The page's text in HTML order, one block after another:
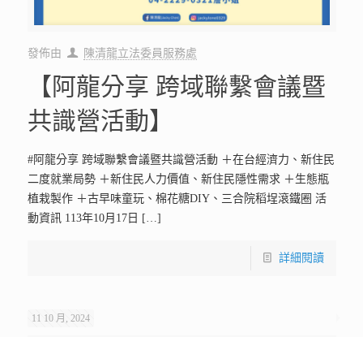
發佈由 陳清龍立法委員服務處
【阿龍分享 跨域聯繫會議暨
共識營活動】
#阿龍分享 跨域聯繫會議暨共識營活動 ＋在台經濟力、新住民
二度就業局勢 ＋新住民人力價值、新住民隱性需求 ＋生態瓶
植栽製作 ＋古早味童玩、棉花糖DIY、三合院稻埕滾鐵圈 活
動資訊 113年10月17日 […]
詳細閱讀
11 10 月, 2024